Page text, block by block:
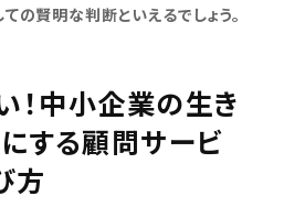
の賢明な判断といえるでしょう。
！中小企業の生き
する顧問サービ
方